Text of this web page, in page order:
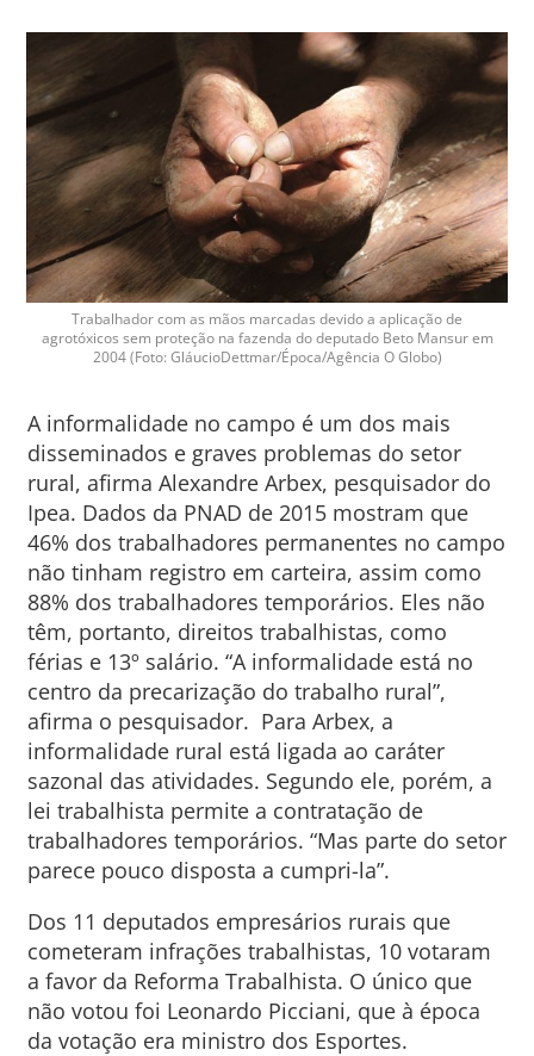
Trabalhador com as mãos marcadas devido a aplicação de
agrotóxicos sem proteção na fazenda do deputado Beto Mansur em
2004 (Foto: GláucioDettmar/Época/Agência O Globo)
A informalidade no campo é um dos mais
disseminados e graves problemas do setor
rural, afirma Alexandre Arbex, pesquisador do
Ipea. Dados da PNAD de 2015 mostram que
46% dos trabalhadores permanentes no campo
não tinham registro em carteira, assim como
88% dos trabalhadores temporários. Eles não
têm, portanto, direitos trabalhistas, como
férias e 13º salário. “A informalidade está no
centro da precarização do trabalho rural”,
afirma o pesquisador. Para Arbex, a
informalidade rural está ligada ao caráter
sazonal das atividades. Segundo ele, porém, a
lei trabalhista permite a contratação de
trabalhadores temporários. “Mas parte do setor
parece pouco disposta a cumpri-la”.
Dos 11 deputados empresários rurais que
cometeram infrações trabalhistas, 10 votaram
a favor da Reforma Trabalhista. O único que
não votou foi Leonardo Picciani, que à época
da votação era ministro dos Esportes.